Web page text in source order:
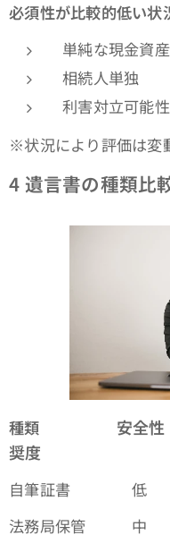
必須性が比較的低い状
単純な現金資
相続人単独
利害対立可能
※状況により評価は変
4 遺言書の種類比
種類 安
奨度
自筆証
法務局